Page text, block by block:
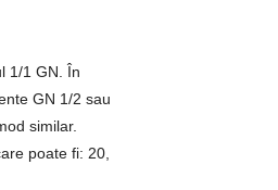
1/1 GN. În
GN 1/2 sau
similar.
poate fi: 20,